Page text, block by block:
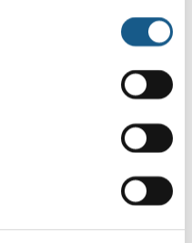
dripping oil from the
installed for vertical and
horizontal movements.
Customer needed to
eliminate the dripping in